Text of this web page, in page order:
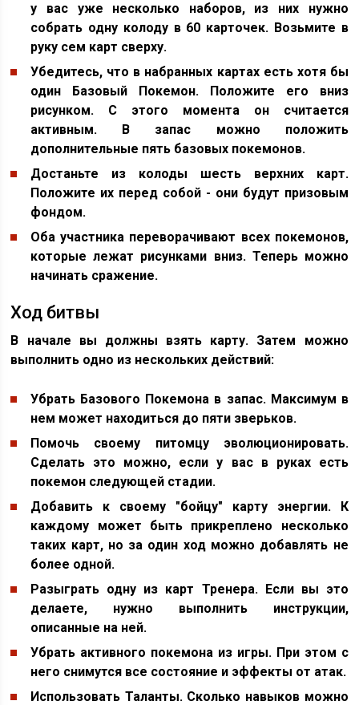
у вас уже несколько наборов, из них нужно
собрать одну колоду в 60 карточек. Возьмите в
руку сем карт сверху.
Убедитесь, что в набранных картах есть хотя бы
один Базовый Покемон. Положите его вниз
рисунком. С этого момента он считается
активным. В запас можно положить
дополнительные пять базовых покемонов.
Достаньте из колоды шесть верхних карт.
Положите их перед собой - они будут призовым
фондом.
Оба участника переворачивают всех покемонов,
которые лежат рисунками вниз. Теперь можно
начинать сражение.
Ход битвы
В начале вы должны взять карту. Затем можно
выполнить одно из нескольких действий:
Убрать Базового Покемона в запас. Максимум в
нем может находиться до пяти зверьков.
Помочь своему питомцу эволюционировать.
Сделать это можно, если у вас в руках есть
покемон следующей стадии.
Добавить к своему "бойцу" карту энергии. К
каждому может быть прикреплено несколько
таких карт, но за один ход можно добавлять не
более одной.
Разыграть одну из карт Тренера. Если вы это
делаете, нужно выполнить инструкции,
описанные на ней.
Убрать активного покемона из игры. При этом с
него снимутся все состояние и эффекты от атак.
Использовать Таланты. Сколько навыков можно